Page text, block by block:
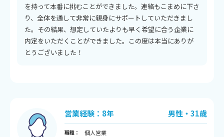
を持って本番に挑むことができました。連絡もこまめに下さ
り、全体を通して非常に親身にサポートしていただきまし
た。その結果、想定していたよりも早く希望に合う企業に
内定をいただくことができました。この度は本当にありが
とうございました！
営業経験：8年 男性・31歳
職種： 個人営業